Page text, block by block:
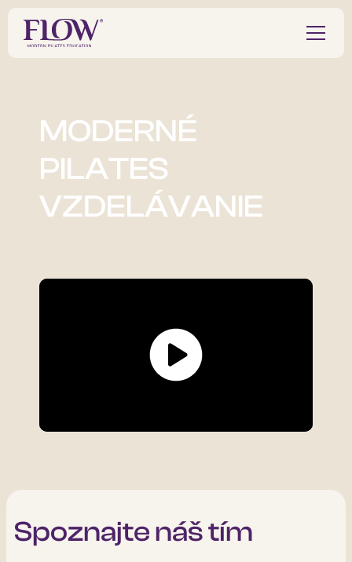
MODERNÉ
PILATES
VZDELÁVANIE
Spoznajte náš tím